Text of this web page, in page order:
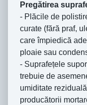
Pregătirea
- Plăcile de
curate (fără praf,
care împiedică
ploaie sau
- Suprafețele
trebuie de
umiditate
producătorii